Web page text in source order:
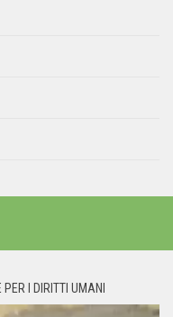
PER I DIRITTI UMANI